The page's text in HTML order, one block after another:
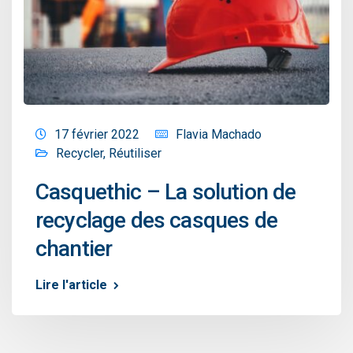
17 février 2022
Flavia Machado
Recycler, Réutiliser
Casquethic – La solution de
recyclage des casques de
chantier
Lire l'article